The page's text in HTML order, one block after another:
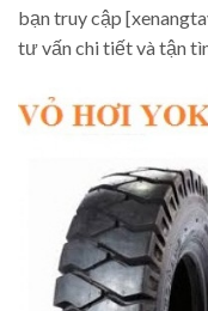
bạn truy cập
tư vấn chi tiết và tận